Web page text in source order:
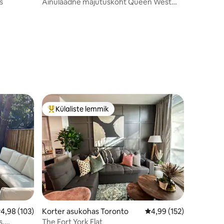
hinnang 4,98/5, 103 hinnangut
4,98 (103)
Külaliste suur lemmik
Külaliste lemmik
Korter asukohas Toronto Keskmine hinnang
4,99 (152)
The Fort York Flat